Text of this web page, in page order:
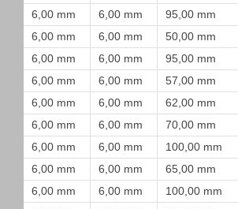
6,00 mm
6,00 mm 95,00 mm
6,00 mm
6,00 mm 50,00 mm
6,00 mm
6,00 mm 95,00 mm
6,00 mm
6,00 mm 57,00 mm
6,00 mm
6,00 mm 62,00 mm
6,00 mm
6,00 mm 70,00 mm
6,00 mm
6,00 mm 100,00 mm
6,00 mm
6,00 mm 65,00 mm
6,00 mm
6,00 mm 100,00 mm